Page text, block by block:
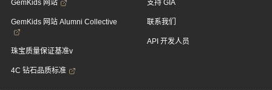
GemKids 网站
GemKids 网站 Alumni Collective
珠宝质量保证基准v
4C 钻石品质标准
支持 GIA
联系我们
API 开发人员